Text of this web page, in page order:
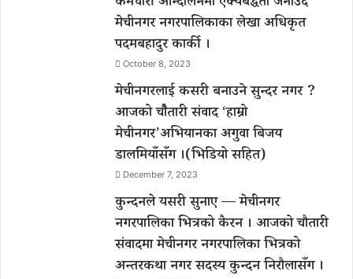
मेचीनगर नगरपालिकाका लेखा अधिकृत
पदमबहादुर कार्की ।
October 8, 2023
मेचीनगरलाई कसरी बनाउने सुन्दर नगर ?
आजको चौैतारी संवाद ‘हाम्रो
मेचीनगर’अभियानका अगुवा बिजय
डालमियाँसँग ।(भिडियो सहित)
December 7, 2023
कुन्दनले यसरी सुनाए — मेचीनगर
नगरपालिका भित्रको कैरन । आजको चौतारी
संवादमा मेचीनगर नगरपालिका भित्रको
अन्तरकथा नगर सदस्य कुन्दन निरौलासँग ।